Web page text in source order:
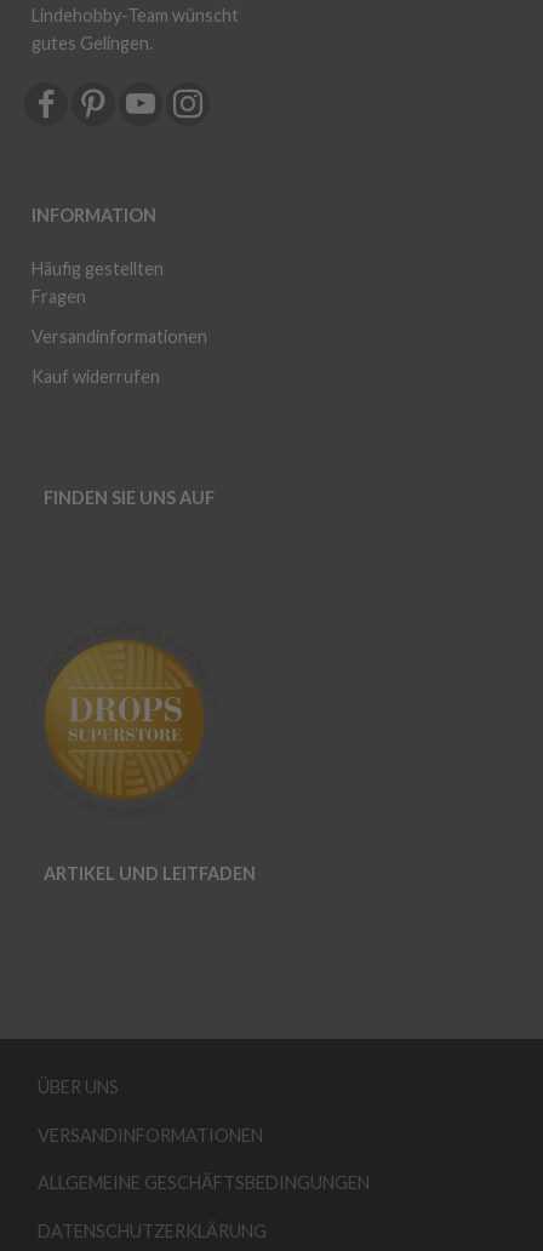
Lindehobby-Team wünscht
gutes Gelingen.
INFORMATION
Häufig gestellten
Fragen
Versandinformationen
Kauf widerrufen
FINDEN SIE UNS AUF
ARTIKEL UND LEITFADEN
ÜBER UNS
VERSANDINFORMATIONEN
ALLGEMEINE GESCHÄFTSBEDINGUNGEN
DATENSCHUTZERKLÄRUNG